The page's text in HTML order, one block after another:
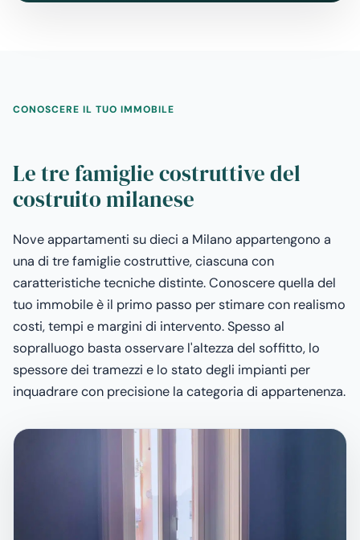
CONOSCERE IL TUO IMMOBILE
Le tre famiglie costruttive del
costruito milanese
Nove appartamenti su dieci a Milano appartengono a
una di tre famiglie costruttive, ciascuna con
caratteristiche tecniche distinte. Conoscere quella del
tuo immobile è il primo passo per stimare con realismo
costi, tempi e margini di intervento. Spesso al
sopralluogo basta osservare l'altezza del soffitto, lo
spessore dei tramezzi e lo stato degli impianti per
inquadrare con precisione la categoria di appartenenza.